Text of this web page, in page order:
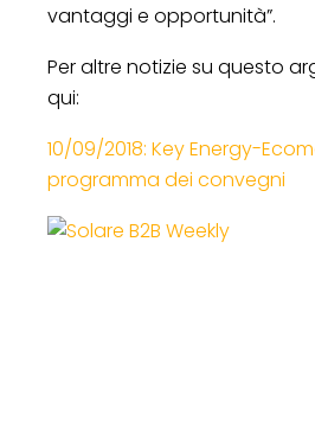
vantaggi e opportunità”.
Per altre notizie su questo
qui:
10/09/2018: Key Energy-
programma dei convegni